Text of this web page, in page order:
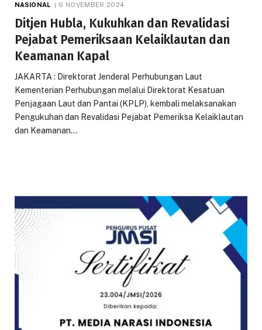
NASIONAL 6 NOVEMBER 2024
Ditjen Hubla, Kukuhkan dan Revalidasi
Pejabat Pemeriksaan Kelaiklautan dan
Keamanan Kapal
JAKARTA : Direktorat Jenderal Perhubungan Laut
Kementerian Perhubungan melalui Direktorat Kesatuan
Penjagaan Laut dan Pantai (KPLP), kembali melaksanakan
Pengukuhan dan Revalidasi Pejabat Pemeriksa Kelaiklautan
dan Keamanan…